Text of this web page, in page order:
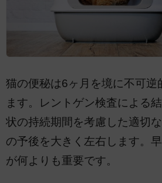
猫の便秘は6ヶ月を境に不可逆
ます。レントゲン検査による
状の持続期間を考慮した適切
の予後を大きく左右します。
が何よりも重要です。